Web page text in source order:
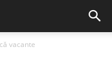
vacante